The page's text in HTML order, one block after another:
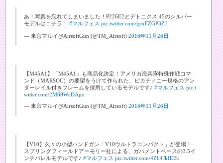
あ！写真を忘れてしまいました！P226E2とデトニクス.45のシルバー
モデルはコチラ！ #マルフェス pic.twitter.com/gexFZGP3ZJ
— 東京マルイ@AirsoftGun (@TM_Airsoft) 2016年11月26日
【M45A1】「M45A1」も商品化決定！アメリカ海兵隊特殊作戦コマ
ンド（MARSOC）の要望をうけて作られた、ピカティニー規格のアン
ダーレイル付きフレームを採用しているモデルです♪ #マルフェス pic.t
witter.com/2M69WcDApo
— 東京マルイ@AirsoftGun (@TM_Airsoft) 2016年11月26日
【V10】久々の小型ハンドガン「V10ウルトラコンパクト」が登場！
スプリングフィールドアーモリー社による、ガバメントベースの3.5イ
ンチバレルモデルです♪ #マルフェス pic.twitter.com/4Zb4JkIE2k